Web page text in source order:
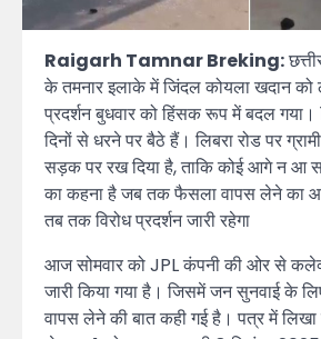
Raigarh Tamnar Breking:
के तमनार इलाके में जिंदल कोयला खदान को
प्रदर्शन बुधवार को हिंसक रूप में बदल गया।
दिनों से धरने पर बैठे हैं। लिबरा रोड पर
सड़क पर रख दिया है, ताकि कोई आगे न आ
का कहना है जब तक फैसला वापस लेने का
तब तक विरोध प्रदर्शन जारी रहेगा
आज सोमवार को JPL कंपनी की ओर से
जारी किया गया है। जिसमें जन सुनवाई के
वापस लेने की बात कही गई है। पत्र में लिखा